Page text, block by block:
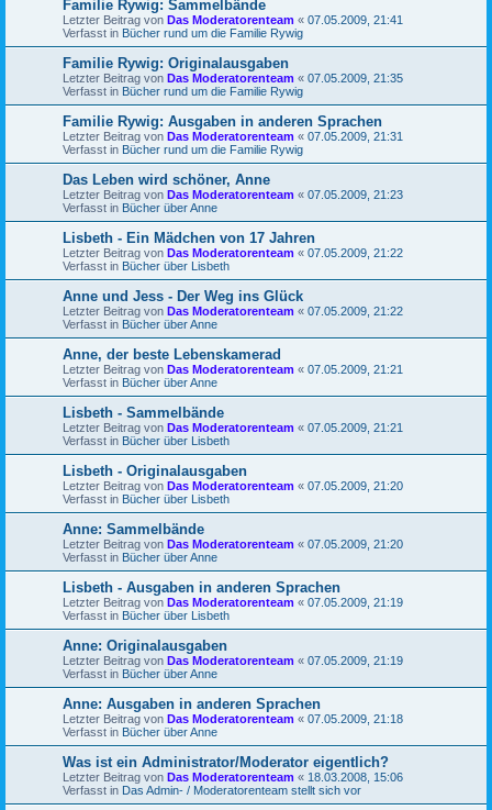
Familie Rywig: Sammelbände
Letzter Beitrag von Das Moderatorenteam « 07.05.2009, 21:41
Verfasst in Bücher rund um die Familie Rywig
Familie Rywig: Originalausgaben
Letzter Beitrag von Das Moderatorenteam « 07.05.2009, 21:35
Verfasst in Bücher rund um die Familie Rywig
Familie Rywig: Ausgaben in anderen Sprachen
Letzter Beitrag von Das Moderatorenteam « 07.05.2009, 21:31
Verfasst in Bücher rund um die Familie Rywig
Das Leben wird schöner, Anne
Letzter Beitrag von Das Moderatorenteam « 07.05.2009, 21:23
Verfasst in Bücher über Anne
Lisbeth - Ein Mädchen von 17 Jahren
Letzter Beitrag von Das Moderatorenteam « 07.05.2009, 21:22
Verfasst in Bücher über Lisbeth
Anne und Jess - Der Weg ins Glück
Letzter Beitrag von Das Moderatorenteam « 07.05.2009, 21:22
Verfasst in Bücher über Anne
Anne, der beste Lebenskamerad
Letzter Beitrag von Das Moderatorenteam « 07.05.2009, 21:21
Verfasst in Bücher über Anne
Lisbeth - Sammelbände
Letzter Beitrag von Das Moderatorenteam « 07.05.2009, 21:21
Verfasst in Bücher über Lisbeth
Lisbeth - Originalausgaben
Letzter Beitrag von Das Moderatorenteam « 07.05.2009, 21:20
Verfasst in Bücher über Lisbeth
Anne: Sammelbände
Letzter Beitrag von Das Moderatorenteam « 07.05.2009, 21:20
Verfasst in Bücher über Anne
Lisbeth - Ausgaben in anderen Sprachen
Letzter Beitrag von Das Moderatorenteam « 07.05.2009, 21:19
Verfasst in Bücher über Lisbeth
Anne: Originalausgaben
Letzter Beitrag von Das Moderatorenteam « 07.05.2009, 21:19
Verfasst in Bücher über Anne
Anne: Ausgaben in anderen Sprachen
Letzter Beitrag von Das Moderatorenteam « 07.05.2009, 21:18
Verfasst in Bücher über Anne
Was ist ein Administrator/Moderator eigentlich?
Letzter Beitrag von Das Moderatorenteam « 18.03.2008, 15:06
Verfasst in Das Admin- / Moderatorenteam stellt sich vor